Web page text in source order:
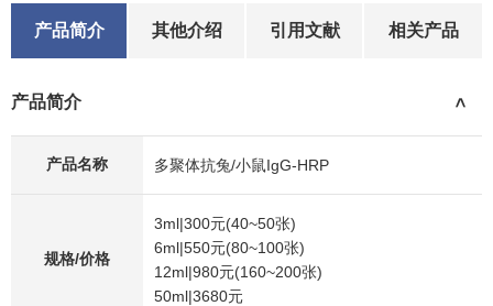
产品简介 其他介绍 引用文献 相关产品
产品简介 >
产品名称 多聚体抗兔/小鼠IgG-HRP
规格/价格
3ml|300元(40~50张)
6ml|550元(80~100张)
12ml|980元(160~200张)
50ml|3680元